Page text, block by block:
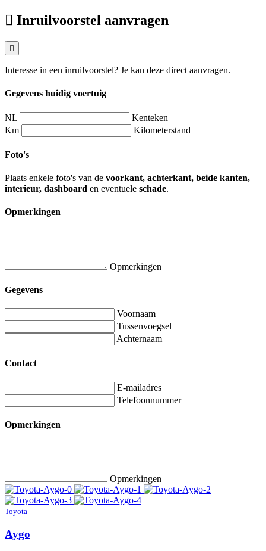
Inruilvoorstel aanvragen
Interesse in een inruilvoorstel? Je kan deze direct aanvragen.
Gegevens huidig voertuig
NL
Kenteken
Km
Kilometerstand
Foto's
Plaats enkele foto's van de voorkant, achterkant, beide kanten,
interieur, dashboard en eventuele schade.
Opmerkingen
Opmerkingen
Gegevens
Voornaam
Tussenvoegsel
Achternaam
Contact
E-mailadres
Telefoonnummer
Opmerkingen
Opmerkingen
Toyota
Aygo